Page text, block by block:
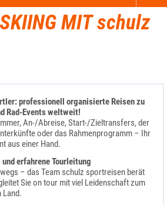
MITschulz
professionell organisierte Reisen zu
Rad-Events weltweit!
An-/Abreise, Start-/Zieltransfers, der
oder das Rahmenprogramm – Ihr
aus einer Hand.
erfahrene Tourleitung
– das Team schulz sportreisen berät
Sie on tour mit viel Leidenschaft zum
Land.